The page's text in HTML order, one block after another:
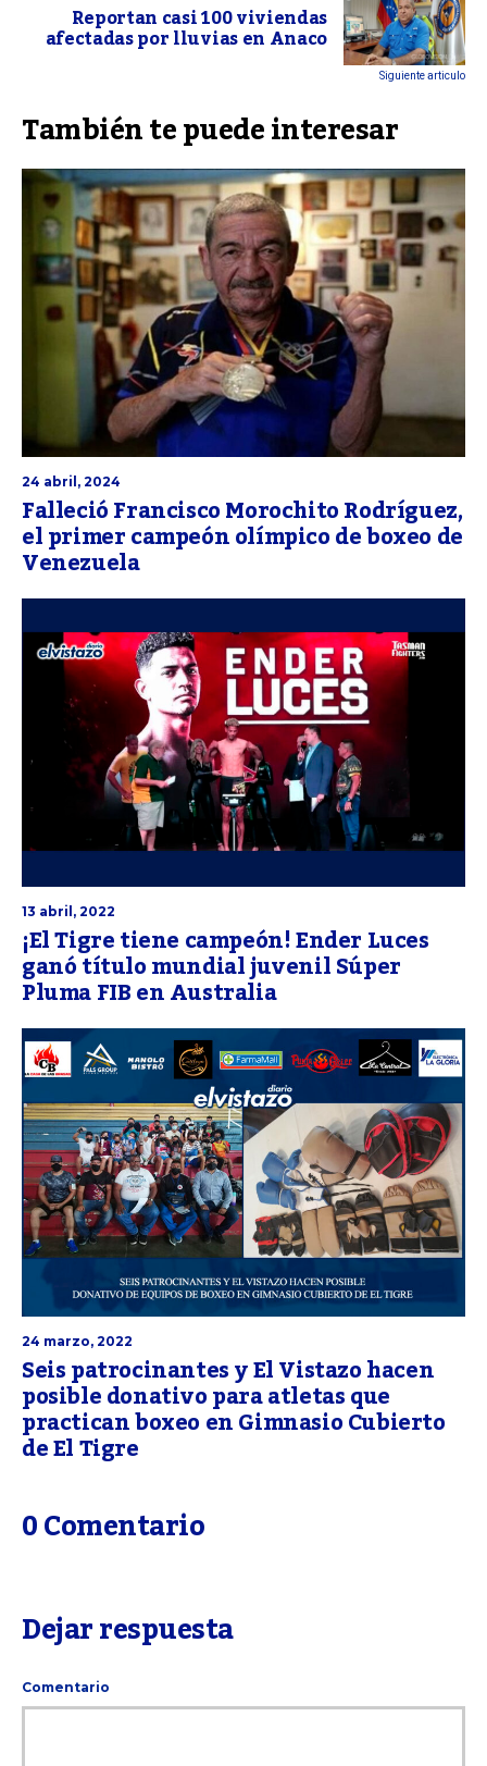
Reportan casi 100 viviendas
afectadas por lluvias en Anaco
Siguiente articulo
También te puede interesar
24 abril, 2024
Falleció Francisco Morochito Rodríguez,
el primer campeón olímpico de boxeo de
Venezuela
13 abril, 2022
¡El Tigre tiene campeón! Ender Luces
ganó título mundial juvenil Súper
Pluma FIB en Australia
24 marzo, 2022
Seis patrocinantes y El Vistazo hacen
posible donativo para atletas que
practican boxeo en Gimnasio Cubierto
de El Tigre
0 Comentario
Dejar respuesta
Comentario